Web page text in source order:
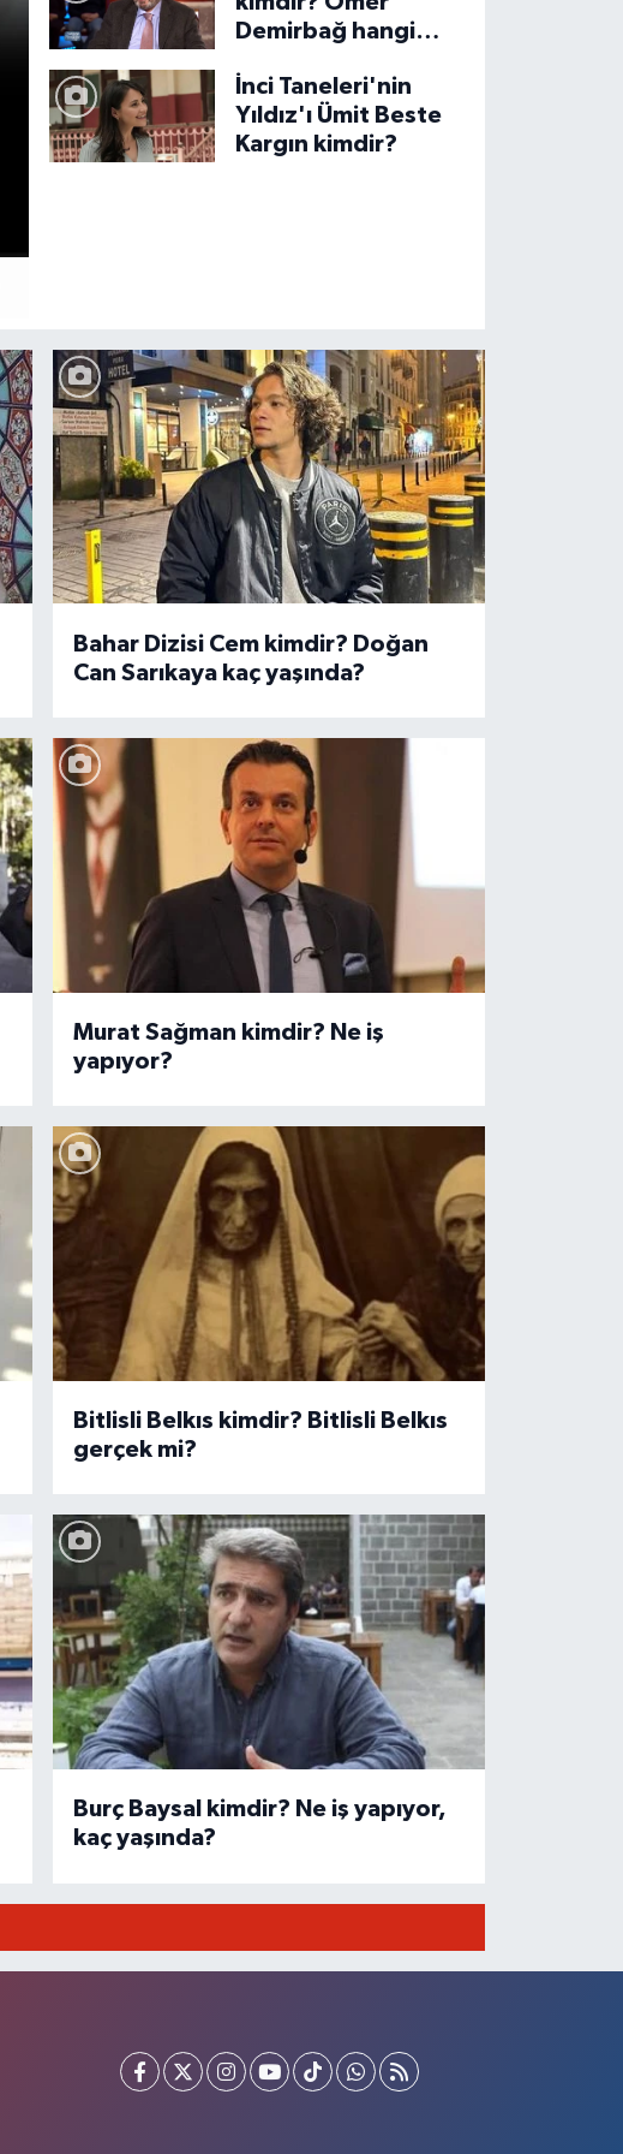
Demirbağ hangi
İnci Taneleri'nin
Yıldız'ı Ümit Beste
Kargın kimdir?
Bahar Dizisi Cem kimdir? Doğan
Can Sarıkaya kaç yaşında?
Murat Sağman kimdir? Ne iş
yapıyor?
Bitlisli Belkıs kimdir? Bitlisli Belkıs
gerçek mi?
Burç Baysal kimdir? Ne iş yapıyor,
kaç yaşında?